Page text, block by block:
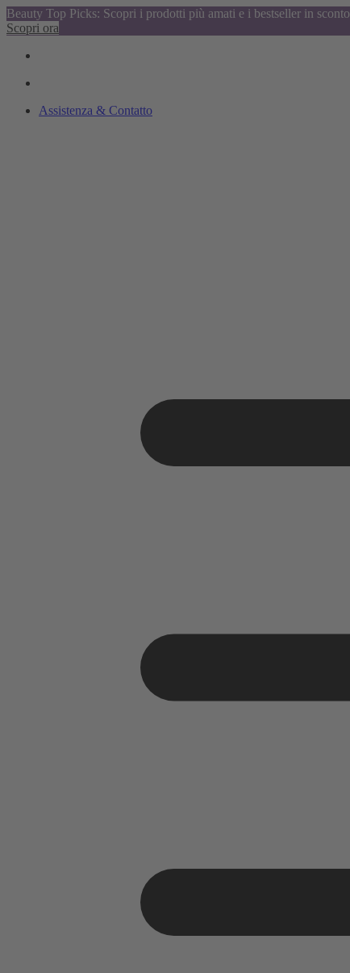
Beauty Top Picks: Scopri i prodotti più amati e i bestseller in sconto
Scopri ora
Assistenza & Contatto